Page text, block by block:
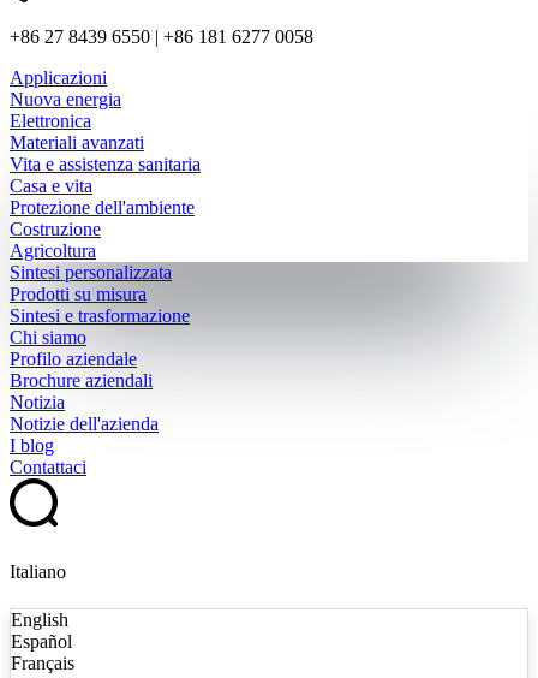
+86 27 8439 6550 | +86 181 6277 0058
Applicazioni
Nuova energia
Elettronica
Materiali avanzati
Vita e assistenza sanitaria
Casa e vita
Protezione dell'ambiente
Costruzione
Agricoltura
Sintesi personalizzata
Prodotti su misura
Sintesi e trasformazione
Chi siamo
Profilo aziendale
Brochure aziendali
Notizia
Notizie dell'azienda
I blog
Contattaci
Italiano
English
Español
Français